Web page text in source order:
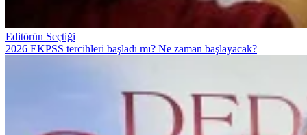
Editörün Seçtiği
2026 EKPSS tercihleri başladı mı? Ne zaman başlayacak?